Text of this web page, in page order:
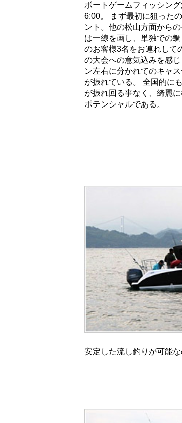
ボートゲームフィッシン
6:00。 まず最初に狙った
ント。他の松山方面から
は一線を画し、単独での
のお客様3名をお連れして
の大会への意気込みを感
ン左右に分かれてのキャ
が振れている。 全国的に
が振れ回る事なく、綺麗
ポテンシャルである。
安定した流し釣りが可能